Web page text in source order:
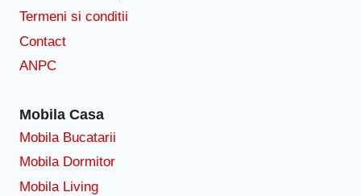
Termeni si conditii
Contact
ANPC
Mobila Casa
Mobila Bucatarii
Mobila Dormitor
Mobila Living